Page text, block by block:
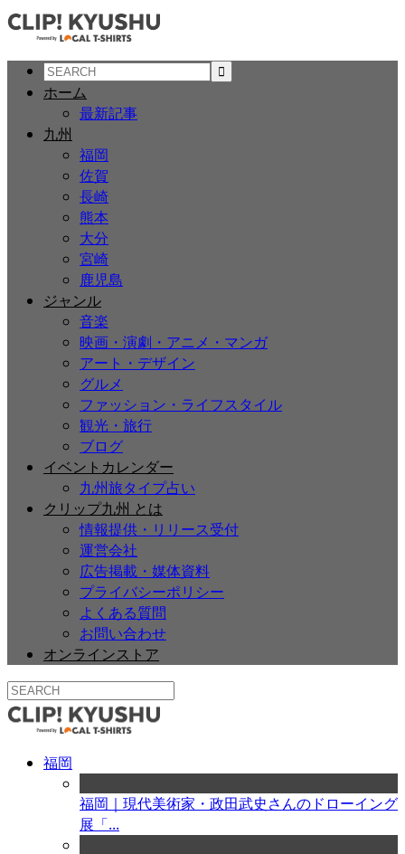
ホーム
最新記事
九州
福岡
佐賀
長崎
熊本
大分
宮崎
鹿児島
ジャンル
音楽
映画・演劇・アニメ・マンガ
アート・デザイン
グルメ
ファッション・ライフスタイル
観光・旅行
ブログ
イベントカレンダー
九州旅タイプ占い
クリップ九州 とは
情報提供・リリース受付
運営会社
広告掲載・媒体資料
プライバシーポリシー
よくある質問
お問い合わせ
オンラインストア
福岡
福岡｜現代美術家・政田武史さんのドローイング
展「...